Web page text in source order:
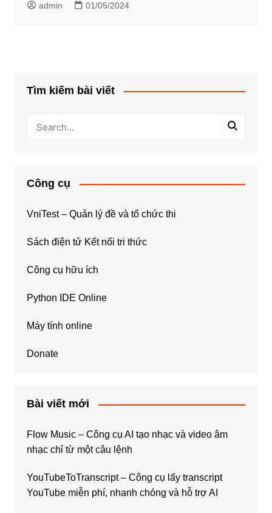
admin 01/05/2024
Tìm kiếm bài viết
Công cụ
VniTest – Quản lý đề và tổ chức thi
Sách điện tử Kết nối tri thức
Công cụ hữu ích
Python IDE Online
Máy tính online
Donate
Bài viết mới
Flow Music – Công cụ AI tạo nhạc và video âm
nhạc chỉ từ một câu lệnh
YouTubeToTranscript – Công cụ lấy transcript
YouTube miễn phí, nhanh chóng và hỗ trợ AI